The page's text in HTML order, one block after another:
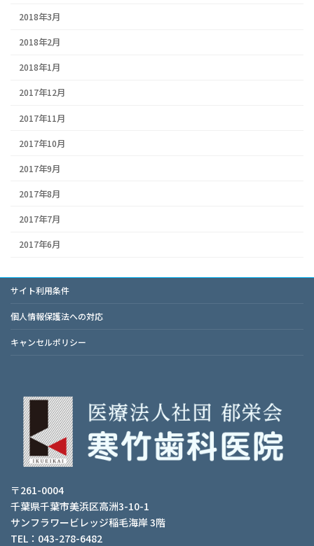
2018年3月
2018年2月
2018年1月
2017年12月
2017年11月
2017年10月
2017年9月
2017年8月
2017年7月
2017年6月
サイト利用条件
個人情報保護法への対応
キャンセルポリシー
〒261-0004
千葉県千葉市美浜区高洲3-10-1
サンフラワービレッジ稲毛海岸 3階
TEL：043-278-6482